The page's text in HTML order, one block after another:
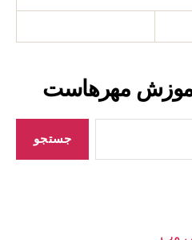
مهرهاست
وب